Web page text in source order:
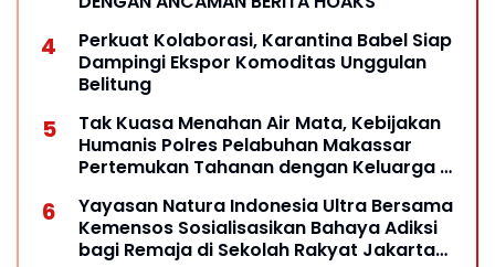
Perkuat Kolaborasi, Karantina Babel Siap
Dampingi Ekspor Komoditas Unggulan
Belitung
Tak Kuasa Menahan Air Mata, Kebijakan
Humanis Polres Pelabuhan Makassar
Pertemukan Tahanan dengan Keluarga di
Yayasan Natura Indonesia Ultra Bersama
Kemensos Sosialisasikan Bahaya Adiksi
bagi Remaja di Sekolah Rakyat Jakarta